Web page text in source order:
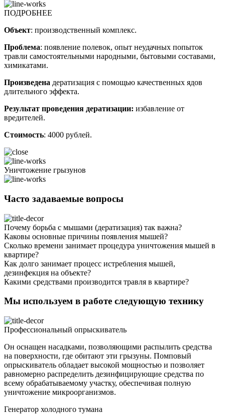
ПОДРОБНЕЕ
Объект: производственный комплекс.
Проблема: появление полевок, опыт неудачных попыток
травли самостоятельными народными, бытовыми составами,
химикатами.
Произведена дератизация с помощью качественных ядов
длительного эффекта.
Результат проведения дератизации: избавление от
вредителей.
Стоимость: 4000 рублей.
Уничтожение грызунов
Часто задаваемые вопросы
Почему борьба с мышами (дератизация) так важна?
Каковы основные причины появления мышей?
Сколько времени занимает процедура уничтожения мышей в
квартире?
Как долго занимает процесс истребления мышей,
дезинфекция на объекте?
Какими средствами производится травля в квартире?
Мы используем в работе следующую технику
Профессиональный опрыскиватель
Он оснащен насадками, позволяющими распылить средства
на поверхности, где обитают эти грызуны. Помповый
опрыскиватель обладает высокой мощностью и позволяет
равномерно распределить дезинфицирующие средства по
всему обрабатываемому участку, обеспечивая полную
уничтожение микроорганизмов.
Генератор холодного тумана